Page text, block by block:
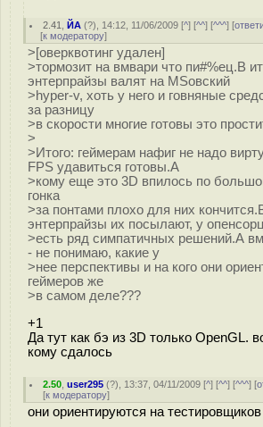
2.41 ,ЙА (?), 14:12, 11/06/2009 [^] [^^] [^^^] [
[к модератору]
>[оверквотинг удален]
>тормозит на вмвари что пи#%ец.В
энтерпрайзы валят на MSовский
>hyper-v, хоть у него и говняные
за разницу
>в скорости многие готовы это
>
>Итого: геймерам нафиг не надо
FPS удавиться готовы.А
>кому еще это 3D впилось по
гонка
>за понтами плохо для них
энтерпрайзы их посылают, у
>есть ряд симпатичных решений.А
- не понимаю, какие у
>нее перспективы и на кого они
геймеров же
>в самом деле???
+1
Да тут как бэ из 3D только OpenGL.
кому сдалось
2.50 ,user295 (?), 13:37, 04/11/2009 [^] [^^] [^^^] [
[к модератору]
они ориентируются на тестировщиков